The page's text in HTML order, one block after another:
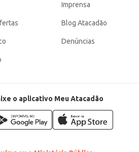
Imprensa
Blog Atacadão
Denúncias
o aplicativo Meu Atacadão